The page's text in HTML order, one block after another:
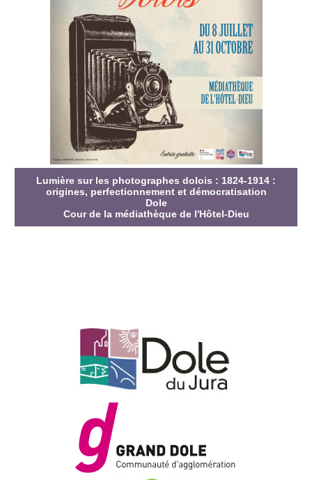
Lumière sur les photographes dolois : 1824-1914 :
origines, perfectionnement et démocratisation
Dole
Cour de la médiathèque de l'Hôtel-Dieu